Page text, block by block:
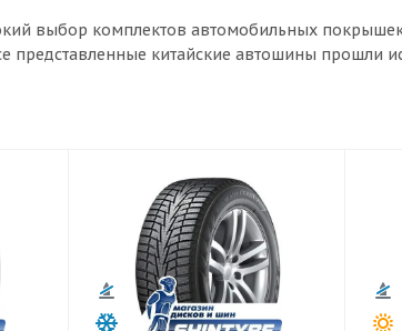
выбор комплектов автомобильных
китайские автошины прошли